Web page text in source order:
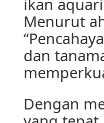
ikan
Menurut
dan
Dengan